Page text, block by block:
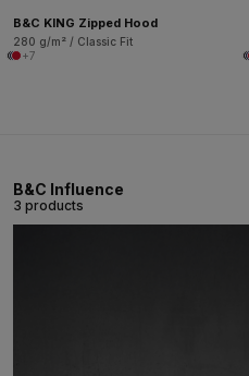
B&C KING Zipped Hood
280 g/m² / Classic Fit
+7
B&C Influence
3 products